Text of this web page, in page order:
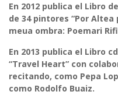
En 2012 publica el Libro
de 34 pintores “Por
meua ombra: Poemari
En 2013 publica el Libro
“Travel Heart” con
recitando, como Pepa
como Rodolfo Buaiz.